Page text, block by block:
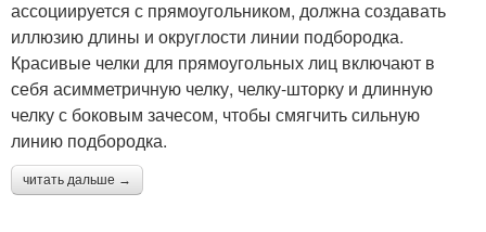
ассоциируется с прямоугольником, должна создавать
иллюзию длины и округлости линии подбородка.
Красивые челки для прямоугольных лиц включают в
себя асимметричную челку, челку-шторку и длинную
челку с боковым зачесом, чтобы смягчить сильную
линию подбородка.
читать дальше →